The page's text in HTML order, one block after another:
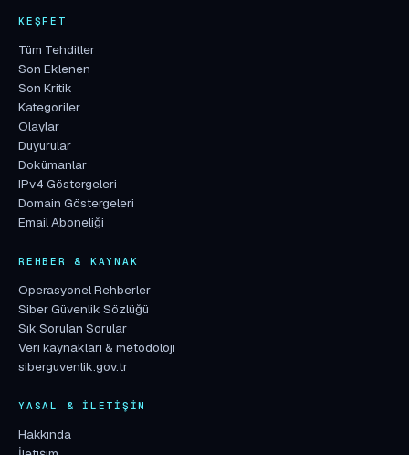
KEŞFET
Tüm Tehditler
Son Eklenen
Son Kritik
Kategoriler
Olaylar
Duyurular
Dokümanlar
IPv4 Göstergeleri
Domain Göstergeleri
Email Aboneliği
REHBER & KAYNAK
Operasyonel Rehberler
Siber Güvenlik Sözlüğü
Sık Sorulan Sorular
Veri kaynakları & metodoloji
siberguvenlik.gov.tr
YASAL & İLETIŞIM
Hakkında